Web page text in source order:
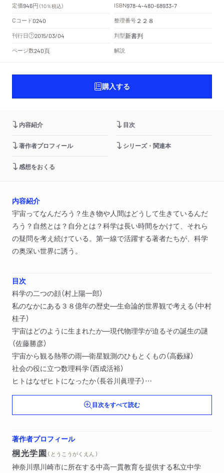
定価946円 （10％税込） ISBN978-4-480-68933-7
Cコード0240 整理番号 ２２８
刊行日 2015/03/04 判型新書判
ページ数240頁 解説
購入する
内容紹介 目次
著作者プロフィール シリーズ・関連本
感想をおくる
内容紹介
宇宙ってなんだろう？生き物や人間はどうして生きているんだ
ろう？自然とは？自分とは？科学は長い時間をかけて、それら
の疑問を考え続けている。第一線で活躍する著者たちが、科学
の奥深い世界に誘う。
目次
科学の二つの顔（村上陽一郎）
私のなかにある３８億年の歴史―生命論的世界観で考える（中村
桂子）
宇宙はどのように生まれたか―現代物理学が迫るその誕生の謎
（佐藤勝彦）
宇宙から観る熱帯の雨―衛星観測のひもとくもの（高藪縁）
社会の役に立つ数理科学（西成活裕）
ヒトはなぜヒトになったか（長谷川眞理子）
「共生の意味論」きれい社会の落とし穴―アトピーからガンまで
生命を考えるキーワード それは“動的平衡”（福岡伸一）
目次をすべて読む
著作者プロフィール
桐光学園（ とうこうがくえん ）
神奈川県川崎市に所在する中高一貫教育を提供する私立中学